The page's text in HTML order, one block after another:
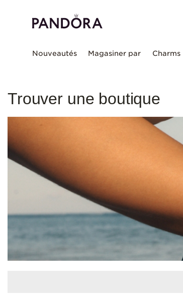
Nouveautés Magasiner par Charms
Trouver une boutique